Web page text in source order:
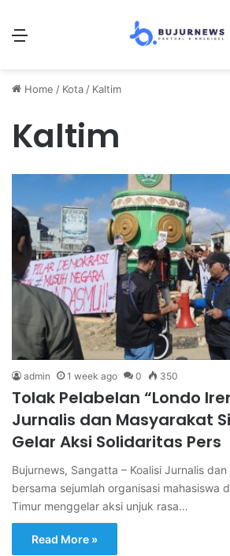
Home / Kota / Kaltim
Kaltim
admin 1 week ago 0 350
Tolak Pelabelan “Londo
Jurnalis dan Masyarakat
Gelar Aksi Solidaritas Pers
Bujurnews, Sangatta – Koalisi Jurnalis
bersama sejumlah organisasi mahasiswa
Timur menggelar aksi unjuk rasa…
Read More »